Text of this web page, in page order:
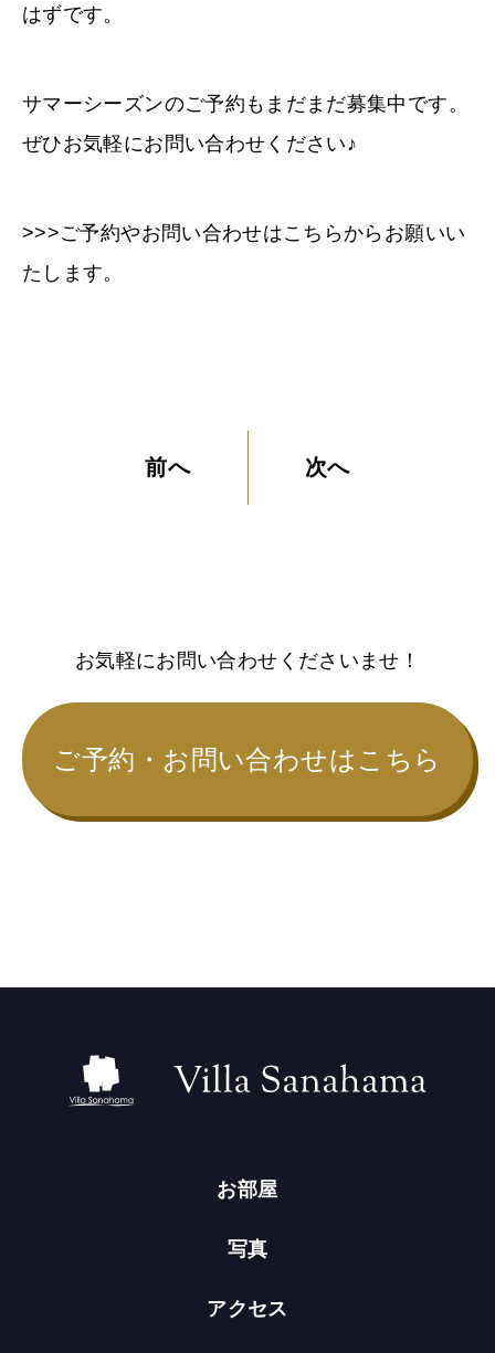
はずです。
サマーシーズンのご予約もまだまだ募集中です。
ぜひお気軽にお問い合わせください♪
>>>ご予約やお問い合わせはこちらからお願いい
たします。
前へ 次へ
お気軽にお問い合わせくださいませ！
ご予約・お問い合わせはこちら
お部屋
写真
アクセス